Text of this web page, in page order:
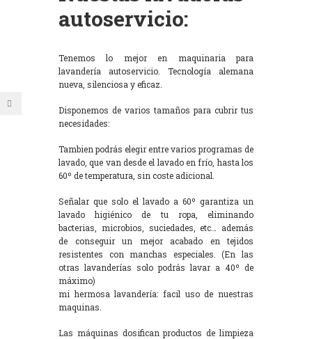
autoservicio:
Tenemos lo mejor en maquinaria para
lavandería autoservicio. Tecnología alemana
nueva, silenciosa y eficaz.
Disponemos de varios tamaños para cubrir tus
necesidades:
Tambien podrás elegir entre varios programas de
lavado, que van desde el lavado en frío, hasta los
60º de temperatura, sin coste adicional.
Señalar que solo el lavado a 60º garantiza un
lavado higiénico de tu ropa, eliminando
bacterias, microbios, suciedades, etc… además
de conseguir un mejor acabado en tejidos
resistentes con manchas especiales. (En las
otras lavanderías solo podrás lavar a 40º de
máximo)
mi hermosa lavandería: facil uso de nuestras
maquinas.
Las máquinas dosifican productos de limpieza